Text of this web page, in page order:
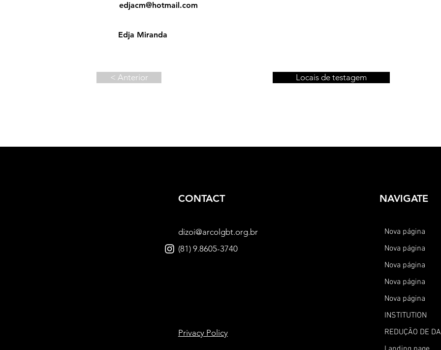
edjacm@hotmail.com
Edja Miranda
< Anterior Locais de testagem
CONTACT
dizoi@arcolgbt.org.br
(81) 9.8605-3740
Privacy Policy
NAVIGATE
Nova página
Nova página
Nova página
Nova página
Nova página
INSTITUTION
REDUÇÃO DE